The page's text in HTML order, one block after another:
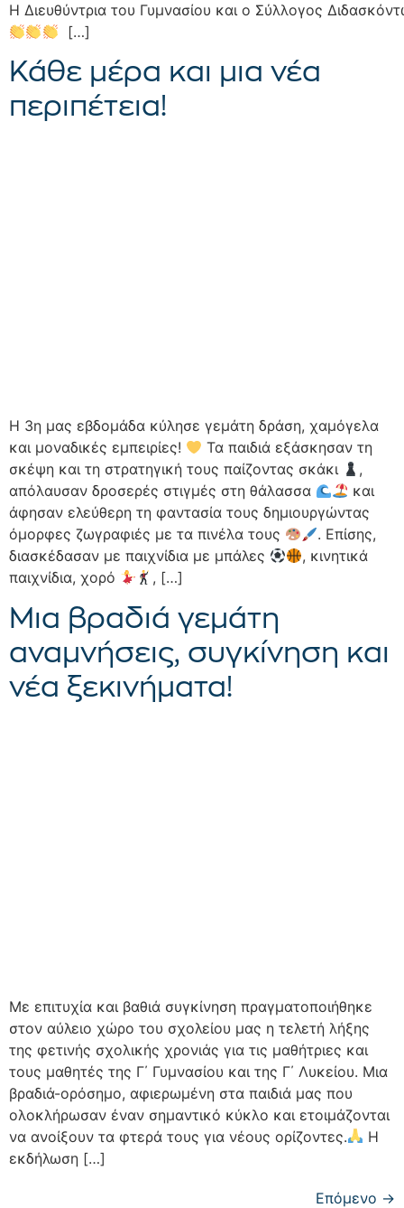
Η Διευθύντρια του Γυμνασίου και ο Σύλλογος
[…]
Κάθε μέρα και μια νέα
περιπέτεια!
Η 3η μας εβδομάδα κύλησε γεμάτη δράση, χαμόγελα
και μοναδικές εμπειρίες!
Τα παιδιά εξάσκησαν τη
σκέψη και τη στρατηγική τους παίζοντας σκάκι
,
απόλαυσαν δροσερές στιγμές στη θάλασσα
και
άφησαν ελεύθερη τη φαντασία τους δημιουργώντας
όμορφες ζωγραφιές με τα πινέλα τους
. Επίσης,
διασκέδασαν με παιχνίδια με μπάλες
, κινητικά
παιχνίδια, χορό
, […]
Μια βραδιά γεμάτη
αναμνήσεις, συγκίνηση και
νέα ξεκινήματα!
Με επιτυχία και βαθιά συγκίνηση πραγματοποιήθηκε
στον αύλειο χώρο του σχολείου μας η τελετή λήξης
της φετινής σχολικής χρονιάς για τις μαθήτριες και
τους μαθητές της Γ΄ Γυμνασίου και της Γ΄ Λυκείου. Μια
βραδιά-ορόσημο, αφιερωμένη στα παιδιά μας που
ολοκλήρωσαν έναν σημαντικό κύκλο και ετοιμάζονται
να ανοίξουν τα φτερά τους για νέους ορίζοντες.
Η
εκδήλωση […]
Επόμενο →